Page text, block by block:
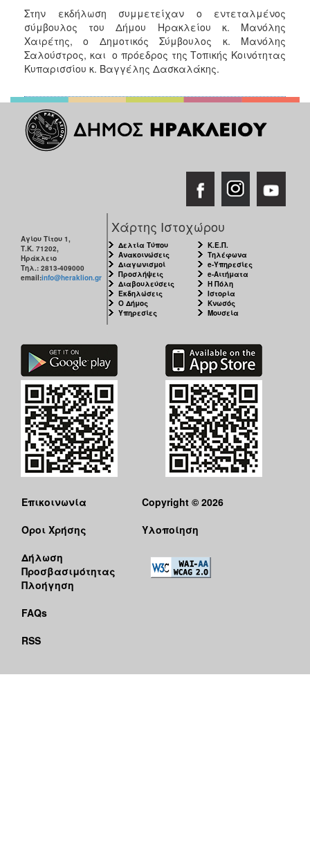
Στην εκδήλωση συμμετείχαν ο εντεταλμένος
σύμβουλος του Δήμου Ηρακλείου κ. Μανόλης
Χαιρέτης, ο Δημοτικός Σύμβουλος κ. Μανόλης
Σαλούστρος, και ο πρόεδρος της Τοπικής Κοινότητας
Κυπαρισσίου κ. Βαγγέλης Δασκαλάκης.
Αγίου Τίτου 1,
Τ.Κ. 71202,
Ηράκλειο
Τηλ.: 2813-409000
email:info@heraklion.gr
Χάρτης Ιστοχώρου
Δελτία Τύπου
Ανακοινώσεις
Διαγωνισμοί
Προσλήψεις
Διαβουλεύσεις
Εκδηλώσεις
Ο Δήμος
Υπηρεσίες
Κ.Ε.Π.
Τηλέφωνα
e-Υπηρεσίες
e-Αιτήματα
Η Πόλη
Ιστορία
Κνωσός
Μουσεία
Επικοινωνία
Όροι Χρήσης
Δήλωση
Προσβασιμότητας
Πλοήγηση
FAQs
RSS
Copyright © 2026
Υλοποίηση